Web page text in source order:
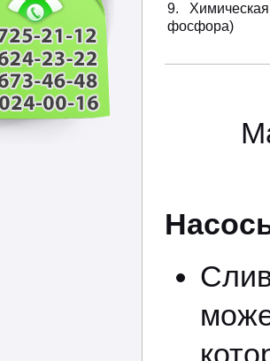
9.
фосфора)